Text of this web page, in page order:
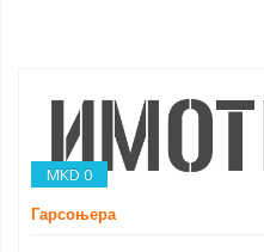
MKD 0
Гарсоњера